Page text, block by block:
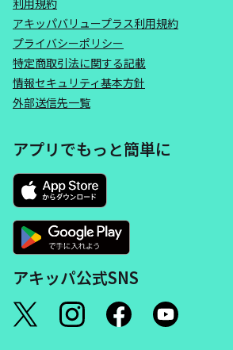
利用規約
アキッパバリュープラス利用規約
プライバシーポリシー
特定商取引法に関する記載
情報セキュリティ基本方針
外部送信先一覧
アプリでもっと簡単に
アキッパ公式SNS